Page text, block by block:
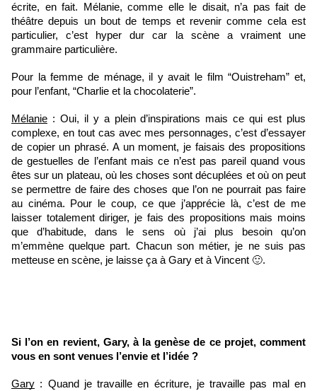
écrite, en fait. Mélanie, comme elle le disait, n’a pas fait de
théâtre depuis un bout de temps et revenir comme cela est
particulier, c’est hyper dur car la scène a vraiment une
grammaire particulière.
Pour la femme de ménage, il y avait le film “Ouistreham” et,
pour l’enfant, “Charlie et la chocolaterie”.
Mélanie : Oui, il y a plein d’inspirations mais ce qui est plus
complexe, en tout cas avec mes personnages, c’est d’essayer
de copier un phrasé. A un moment, je faisais des propositions
de gestuelles de l’enfant mais ce n’est pas pareil quand vous
êtes sur un plateau, où les choses sont décuplées et où on peut
se permettre de faire des choses que l’on ne pourrait pas faire
au cinéma. Pour le coup, ce que j’apprécie là, c’est de me
laisser totalement diriger, je fais des propositions mais moins
que d’habitude, dans le sens où j’ai plus besoin qu’on
m’emmène quelque part. Chacun son métier, je ne suis pas
metteuse en scène, je laisse ça à Gary et à Vincent 🙂.
Si l’on en revient, Gary, à la genèse de ce projet, comment
vous en sont venues l’envie et l’idée ?
Gary : Quand je travaille en écriture, je travaille pas mal en